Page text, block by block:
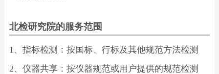
北检研究院的服务范围
1、指标检测：按国标、行标及其他规范方法检测
2、仪器共享：按仪器规范或用户提供的规范检测